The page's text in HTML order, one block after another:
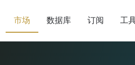
市场 数据库 订阅 工